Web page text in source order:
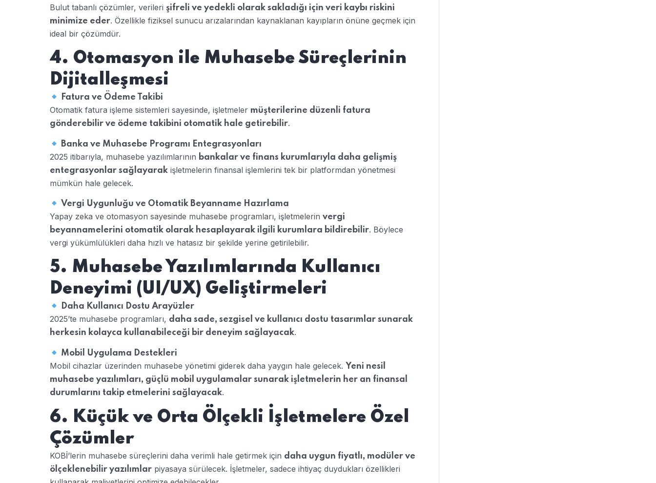
Bulut tabanlı çözümler, verileri şifreli ve yedekli olarak sakladığı için veri kaybı riskini
minimize eder. Özellikle fiziksel sunucu arızalarından kaynaklanan kayıpların önüne geçmek için
ideal bir çözümdür.
4. Otomasyon ile Muhasebe Süreçlerinin
Dijitalleşmesi
Fatura ve Ödeme Takibi
Otomatik fatura işleme sistemleri sayesinde, işletmeler müşterilerine düzenli fatura
gönderebilir ve ödeme takibini otomatik hale getirebilir.
Banka ve Muhasebe Programı Entegrasyonları
2025 itibarıyla, muhasebe yazılımlarının bankalar ve finans kurumlarıyla daha gelişmiş
entegrasyonlar sağlayarak işletmelerin finansal işlemlerini tek bir platformdan yönetmesi
mümkün hale gelecek.
Vergi Uygunluğu ve Otomatik Beyanname Hazırlama
Yapay zeka ve otomasyon sayesinde muhasebe programları, işletmelerin vergi
beyannamelerini otomatik olarak hesaplayarak ilgili kurumlara bildirebilir. Böylece
vergi yükümlülükleri daha hızlı ve hatasız bir şekilde yerine getirilebilir.
5. Muhasebe Yazılımlarında Kullanıcı
Deneyimi (UI/UX) Geliştirmeleri
Daha Kullanıcı Dostu Arayüzler
2025’te muhasebe programları, daha sade, sezgisel ve kullanıcı dostu tasarımlar sunarak
herkesin kolayca kullanabileceği bir deneyim sağlayacak.
Mobil Uygulama Destekleri
Mobil cihazlar üzerinden muhasebe yönetimi giderek daha yaygın hale gelecek. Yeni nesil
muhasebe yazılımları, güçlü mobil uygulamalar sunarak işletmelerin her an finansal
durumlarını takip etmelerini sağlayacak.
6. Küçük ve Orta Ölçekli İşletmelere Özel
Çözümler
KOBİ’lerin muhasebe süreçlerini daha verimli hale getirmek için daha uygun fiyatlı, modüler ve
ölçeklenebilir yazılımlar piyasaya sürülecek. İşletmeler, sadece ihtiyaç duydukları özellikleri